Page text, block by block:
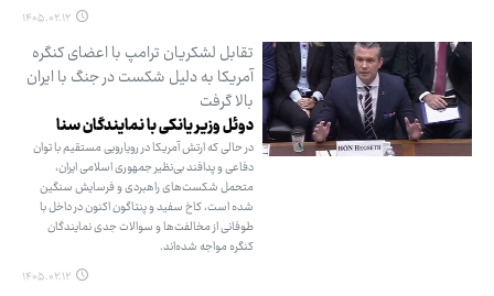
۱۴۰۵.۰۲.۱۲
تقابل لشکریان ترامپ با اعضای کنگره
آمریکا به دلیل شکست در جنگ با ایران
بالا گرفت
دوئل وزیر یانکی با نمایندگان سنا
در حالی که ارتش آمریکا در رویارویی مستقیم با توان
دفاعی و پدافند بی‌نظیر جمهوری اسلامی ایران،
متحمل شکست‌های راهبردی و فرسایش سنگین
شده است، کاخ سفید و پنتاگون اکنون در داخل با
طوفانی از مخالفت‌ها و سوالات جدی نمایندگان
کنگره مواجه شده‌اند.
۱۴۰۵.۰۲.۱۲